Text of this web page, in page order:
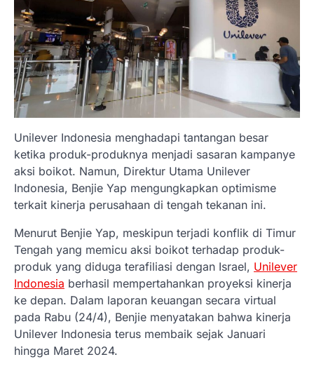
Unilever Indonesia menghadapi tantangan besar
ketika produk-produknya menjadi sasaran kampanye
aksi boikot. Namun, Direktur Utama Unilever
Indonesia, Benjie Yap mengungkapkan optimisme
terkait kinerja perusahaan di tengah tekanan ini.
Menurut Benjie Yap, meskipun terjadi konflik di Timur
Tengah yang memicu aksi boikot terhadap produk-
produk yang diduga terafiliasi dengan Israel, Unilever
Indonesia berhasil mempertahankan proyeksi kinerja
ke depan. Dalam laporan keuangan secara virtual
pada Rabu (24/4), Benjie menyatakan bahwa kinerja
Unilever Indonesia terus membaik sejak Januari
hingga Maret 2024.